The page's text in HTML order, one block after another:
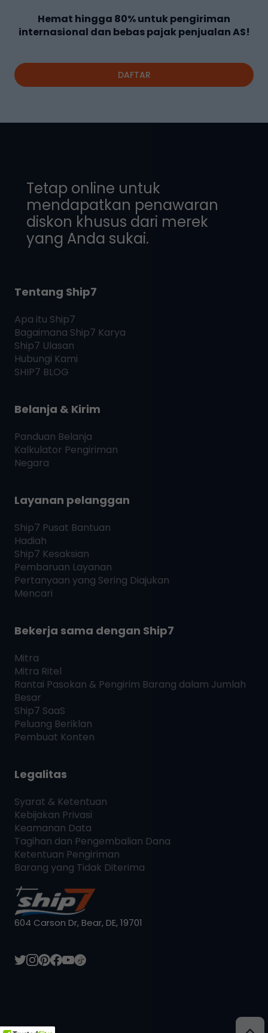
Hemat hingga 80%untuk pengiriman
internasional dan bebas pajak penjualan AS!
DAFTAR
Tetap online untuk
mendapatkan penawaran
diskon khusus dari merek
yang Anda sukai.
Tentang Ship7
Apa itu Ship7
Bagaimana Ship7 Karya
Ship7 Ulasan
Hubungi Kami
SHIP7 BLOG
Belanja & Kirim
Panduan Belanja
Kalkulator Pengiriman
Negara
Layanan pelanggan
Ship7 Pusat Bantuan
Hadiah
Ship7 Kesaksian
Pembaruan Layanan
Pertanyaan yang Sering Diajukan
Mencari
Bekerja sama dengan Ship7
Mitra
Mitra Ritel
Rantai Pasokan & Pengirim Barang dalam Jumlah
Besar
Ship7 SaaS
Peluang Beriklan
Pembuat Konten
Legalitas
Syarat & Ketentuan
Kebijakan Privasi
Keamanan Data
Tagihan dan Pengembalian Dana
Ketentuan Pengiriman
Barang yang Tidak Diterima
604 Carson Dr, Bear, DE, 19701